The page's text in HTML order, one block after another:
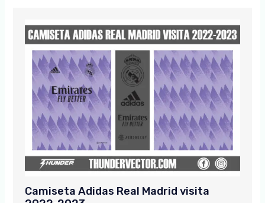
Camiseta Adidas Real Madrid visita